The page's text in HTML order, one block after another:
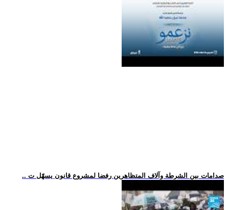
.. صدامات بين الشرطة وآلاف المتظاهرين رفضا لمشروع قانون يسهّل ت